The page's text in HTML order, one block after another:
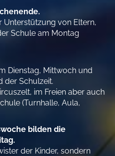
Unterstützung von Eltern,
Schule am Montag
Dienstag, Mittwoch und
der Schulzeit.
im Freien aber auch
(Turnhalle, Aula,
bilden die
der Kinder, sondern